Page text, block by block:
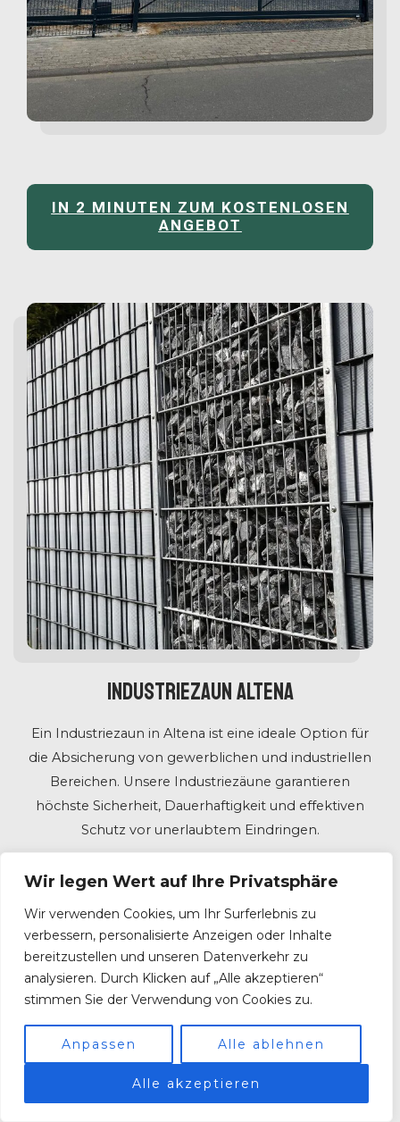
Wir legen Wert auf Ihre Privatsphäre
Wir verwenden Cookies, um Ihr Surferlebnis zu
verbessern, personalisierte Anzeigen oder Inhalte
bereitzustellen und unseren Datenverkehr zu
analysieren. Durch Klicken auf „Alle akzeptieren“
stimmen Sie der Verwendung von Cookies zu.
Anpassen Alle ablehnen
Alle akzeptieren
IN 2 MINUTEN ZUM KOSTENLOSEN
ANGEBOT
Industriezaun Altena
Ein Industriezaun in Altena ist eine ideale Option für
die Absicherung von gewerblichen und industriellen
Bereichen. Unsere Industriezäune garantieren
höchste Sicherheit, Dauerhaftigkeit und effektiven
Schutz vor unerlaubtem Eindringen.
Mit jahrzehntelanger Erfahrung im Bereich des
Industriezaunbaus planen und realisieren wir
erfüllen. Gleichgültig, ob es um die Sicherung eines
Lagerhallen handelt, unsere Industriezaunsysteme
sind genau richtig.